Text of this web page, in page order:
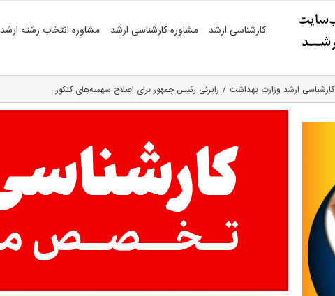
کارشناسی ارشد مشاوره کارشناسی ارشد مشاوره انتخاب رشته ارشد
کارشناسی ارشد وزارت بهداشت رایزنی رئیس جمهور برای اصلاح سهمیه‌های کنکور